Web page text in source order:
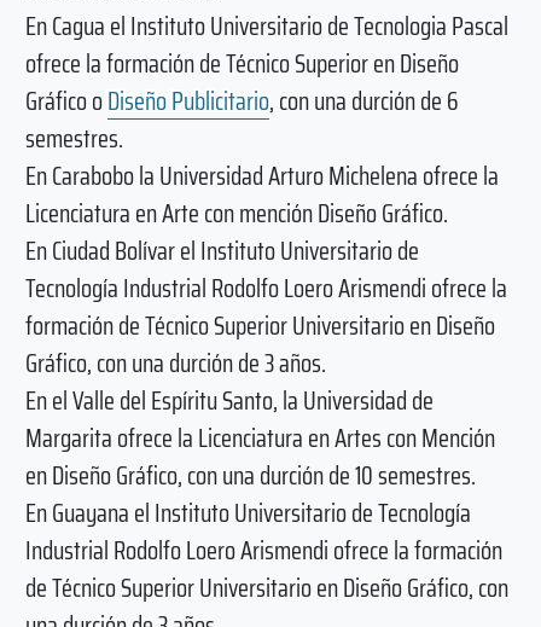
En Cagua el Instituto Universitario de Tecnologia Pascal
ofrece la formación de Técnico Superior en Diseño
Gráfico oDiseño Publicitario, con una durción de 6
semestres.
En Carabobo la Universidad Arturo Michelena ofrece la
Licenciatura en Arte con mención Diseño Gráfico.
En Ciudad Bolívar el Instituto Universitario de
Tecnología Industrial Rodolfo Loero Arismendi ofrece la
formación de Técnico Superior Universitario en Diseño
Gráfico, con una durción de 3 años.
En el Valle del Espíritu Santo, la Universidad de
Margarita ofrece la Licenciatura en Artes con Mención
en Diseño Gráfico, con una durción de 10 semestres.
En Guayana el Instituto Universitario de Tecnología
Industrial Rodolfo Loero Arismendi ofrece la formación
de Técnico Superior Universitario en Diseño Gráfico, con